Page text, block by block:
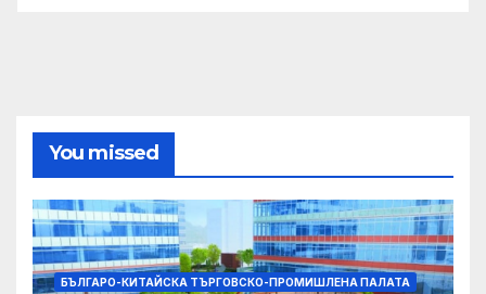
You missed
БЪЛГАРО-КИТАЙСКА ТЪРГОВСКО-ПРОМИШЛЕНА ПАЛАТА